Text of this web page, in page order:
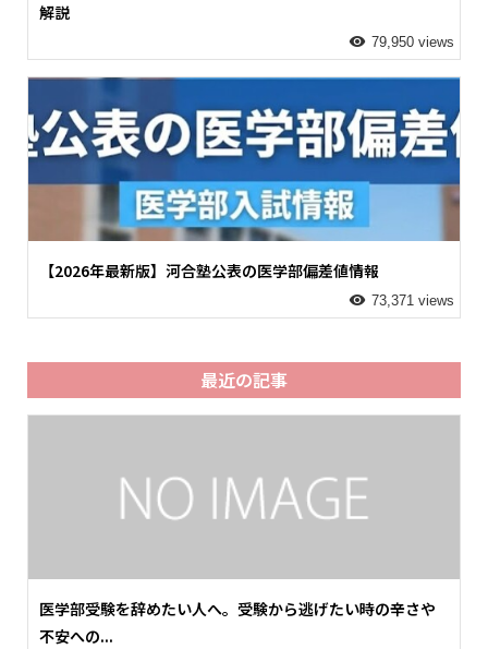
解説
79,950 views
【2026年最新版】河合塾公表の医学部偏差値情報
73,371 views
最近の記事
医学部受験を辞めたい人へ。受験から逃げたい時の辛さや
不安への...